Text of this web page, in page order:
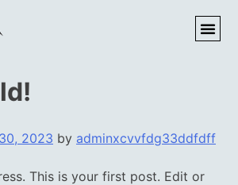
2023 by adminxcvvfdg33ddfdff
This is your first post. Edit or